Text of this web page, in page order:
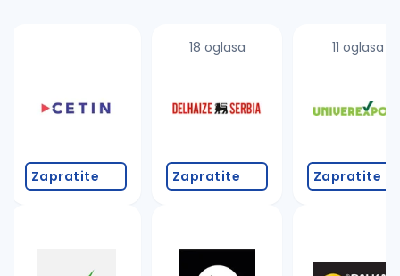
proverite pravopisne greške (koristite č, ć, š, đ,
promenite odabrane filtere pretrage
Zapratite
18 oglasa
Zapratite
11 oglasa
Zapratite